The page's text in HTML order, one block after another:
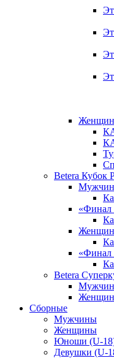
Betera Кубок
«Финал
«Финал
Betera
Сборные
Мужчины
Женщины
Юноши (U-
Девушки (U-